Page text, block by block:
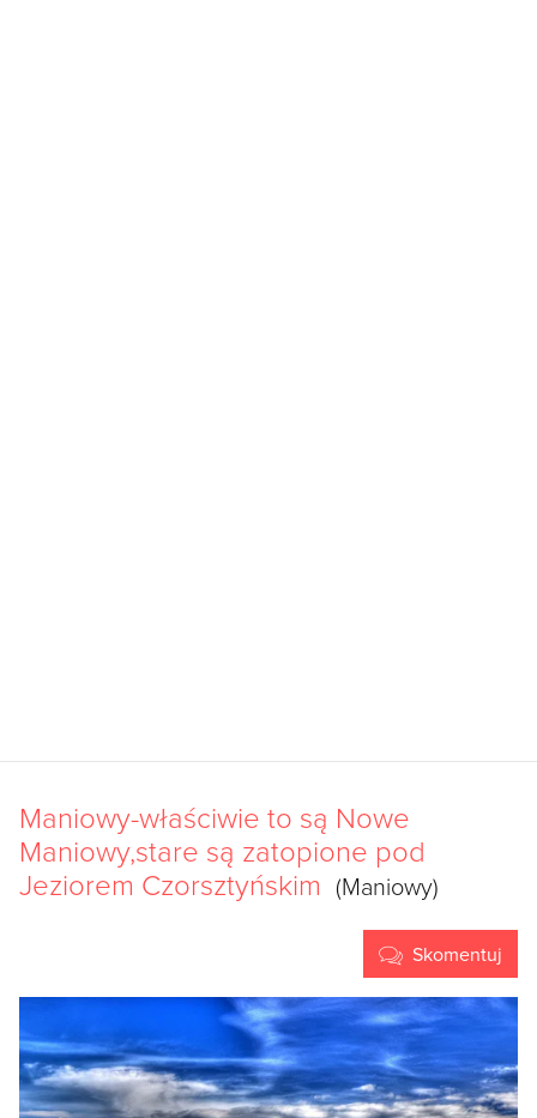
Maniowy-właściwie to są Nowe
Maniowy,stare są zatopione pod
Jeziorem Czorsztyńskim (Maniowy)
Skomentuj